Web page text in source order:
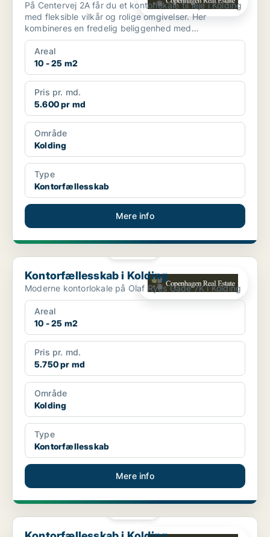
På Centervej 2A får du et kontorlokale til leje i Kolding
med fleksible vilkår og rolige omgivelser. Her
kombineres en fredelig beliggenhed med
professionell...
Areal
10 - 25 m2
Pris pr. md.
5.600 pr md
Område
Kolding
Type
Kontorfællesskab
Mere info
Kontorfællesskab i Kolding
Kontorfællesskab i Kolding
Moderne kontorlokale på Olaf Ryes Gade 7K i Kolding
Areal
10 - 25 m2
Pris pr. md.
5.750 pr md
Område
Kolding
Type
Kontorfællesskab
Mere info
Kontorfællesskab i Kolding